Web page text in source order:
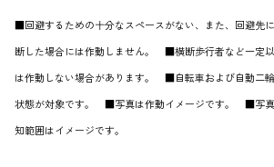
■回避するための十分なスペースがない、また、回避先
断した場合には作動しません。 ■横断歩行者など一定
は作動しない場合があります。 ■自転車および自動二
状態が対象です。 ■写真は作動イメージです。 ■写真
知範囲はイメージです。